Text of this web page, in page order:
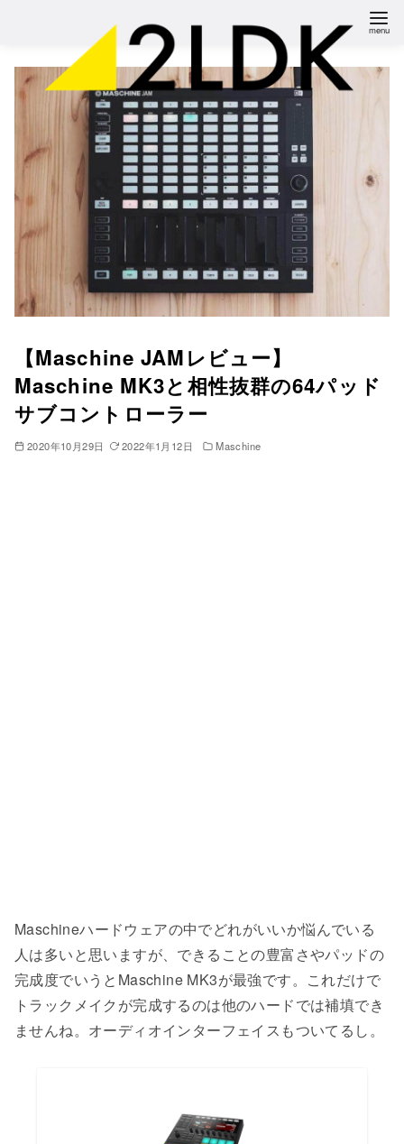
【Maschine JAMレビュー】
Maschine MK3と相性抜群の64パッド
サブコントローラー
2020年10月29日 2022年1月12日 Maschine
Maschineハードウェアの中でどれがいいか悩んでいる
人は多いと思いますが、できることの豊富さやパッドの
完成度でいうとMaschine MK3が最強です。これだけで
トラックメイクが完成するのは他のハードでは補填でき
ませんね。オーディオインターフェイスもついてるし。